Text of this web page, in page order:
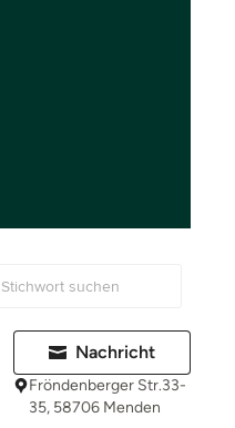
Nachricht
Fröndenberger Str.33-
35, 58706 Menden